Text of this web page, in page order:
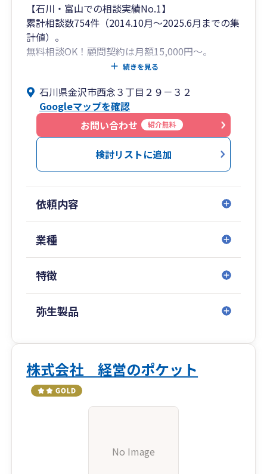
【石川・富山での相談実績No.1】
累計相談数754件（2014.10月～2025.6月までの集
計値）。
無料相談OK！顧問契約は月額15,000円～。
資・借入サポートOK。
クラウド会計、オンライン経理もご支援いたしま
【富山氷見支店、高岡射水支店、加賀支店でも対
応可】
続きを見る
石川県金沢市西念３丁目２９－３２
Googleマップを確認
お問い合わせ
紹介無料
検討リストに追加
依頼内容
業種
特徴
弥生製品
株式会社 経営のポケット
No Image